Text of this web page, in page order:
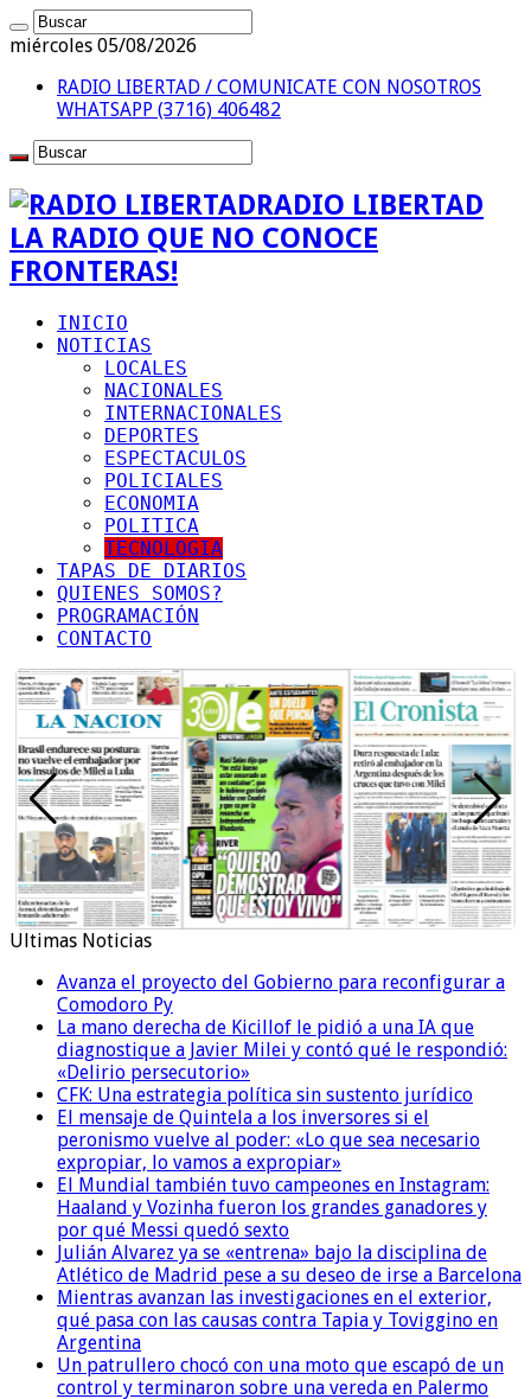
miércoles 05/08/2026
RADIO LIBERTAD / COMUNICATE CON NOSOTROS
WHATSAPP (3716) 406482
RADIO LIBERTAD
LA RADIO QUE NO CONOCE
FRONTERAS!
INICIO
NOTICIAS
LOCALES
NACIONALES
INTERNACIONALES
DEPORTES
ESPECTACULOS
POLICIALES
ECONOMIA
POLITICA
TECNOLOGIA
TAPAS DE DIARIOS
QUIENES SOMOS?
PROGRAMACIÓN
CONTACTO
Ultimas Noticias
Avanza el proyecto del Gobierno para reconfigurar a
Comodoro Py
La mano derecha de Kicillof le pidió a una IA que
diagnostique a Javier Milei y contó qué le respondió:
«Delirio persecutorio»
CFK: Una estrategia política sin sustento jurídico
El mensaje de Quintela a los inversores si el
peronismo vuelve al poder: «Lo que sea necesario
expropiar, lo vamos a expropiar»
El Mundial también tuvo campeones en Instagram:
Haaland y Vozinha fueron los grandes ganadores y
por qué Messi quedó sexto
Julián Alvarez ya se «entrena» bajo la disciplina de
Atlético de Madrid pese a su deseo de irse a Barcelona
Mientras avanzan las investigaciones en el exterior,
qué pasa con las causas contra Tapia y Toviggino en
Argentina
Un patrullero chocó con una moto que escapó de un
control y terminaron sobre una vereda en Palermo